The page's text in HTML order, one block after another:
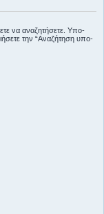
να αναζητήσετε. Υπο-
την “Αναζήτηση υπο-